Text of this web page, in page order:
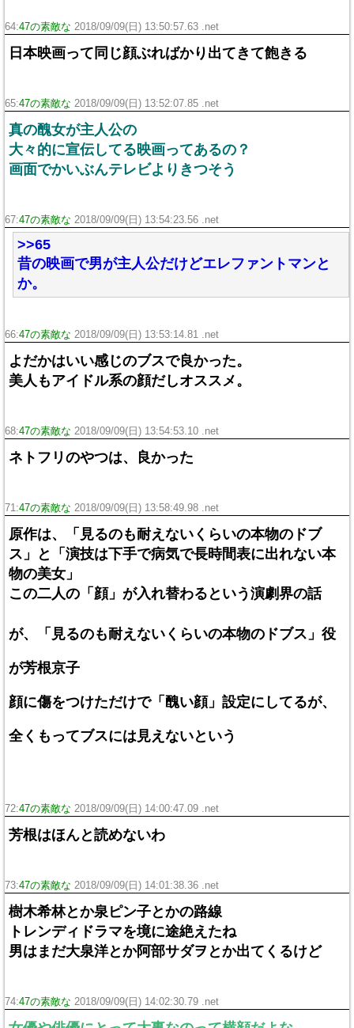
64:47の素敵な 2018/09/09(日) 13:50:57.63 .net
日本映画って同じ顔ぶればかり出てきて飽きる
65:47の素敵な 2018/09/09(日) 13:52:07.85 .net
真の醜女が主人公の
大々的に宣伝してる映画ってあるの？
画面でかいぶんテレビよりきつそう
67:47の素敵な 2018/09/09(日) 13:54:23.56 .net
>>65
昔の映画で男が主人公だけどエレファントマンと
か。
66:47の素敵な 2018/09/09(日) 13:53:14.81 .net
よだかはいい感じのブスで良かった。
美人もアイドル系の顔だしオススメ。
68:47の素敵な 2018/09/09(日) 13:54:53.10 .net
ネトフリのやつは、良かった
71:47の素敵な 2018/09/09(日) 13:58:49.98 .net
原作は、「見るのも耐えないくらいの本物のドブ
ス」と「演技は下手で病気で長時間表に出れない本
物の美女」
この二人の「顔」が入れ替わるという演劇界の話
が、「見るのも耐えないくらいの本物のドブス」役
が芳根京子
顔に傷をつけただけで「醜い顔」設定にしてるが、
全くもってブスには見えないという
72:47の素敵な 2018/09/09(日) 14:00:47.09 .net
芳根はほんと読めないわ
73:47の素敵な 2018/09/09(日) 14:01:38.36 .net
樹木希林とか泉ピン子とかの路線
トレンディドラマを境に途絶えたね
男はまだ大泉洋とか阿部サダヲとか出てくるけど
74:47の素敵な 2018/09/09(日) 14:02:30.79 .net